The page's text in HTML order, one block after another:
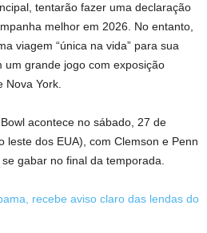
tentarão fazer uma declaração
melhor em 2026. No entanto,
viagem “única na vida” para sua
um grande jogo com exposição
Nova York.
acontece no sábado, 27 de
leste dos EUA), com Clemson e Penn
gabar no final da temporada.
recebe aviso claro das lendas do